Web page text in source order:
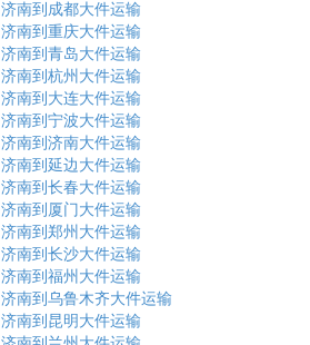
济南到成都大件运输
济南到重庆大件运输
济南到青岛大件运输
济南到杭州大件运输
济南到大连大件运输
济南到宁波大件运输
济南到济南大件运输
济南到延边大件运输
济南到长春大件运输
济南到厦门大件运输
济南到郑州大件运输
济南到长沙大件运输
济南到福州大件运输
济南到乌鲁木齐大件运输
济南到昆明大件运输